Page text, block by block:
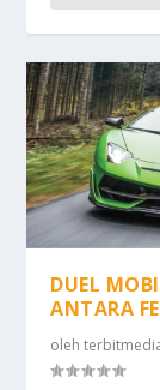
DUEL
ANTARA
oleh